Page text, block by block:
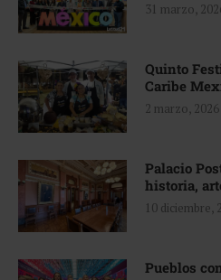
31 marzo,
Quinto
Caribe
2 marzo, 2026
Palacio
historia,
10 diciembre,
Pueblos